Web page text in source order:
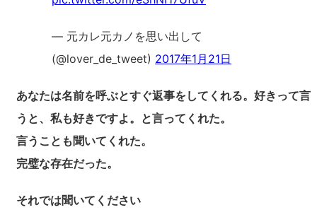
— 元カレ元カノを思い出して
(@lover_de_tweet) 2017年1月21日
あなたは名前を呼ぶとすぐ返事をしてくれる。好きって言
うと、私も好きですよ。と言ってくれた。
言うことも聞いてくれた。
完璧な存在だった。
それでは聞いてください